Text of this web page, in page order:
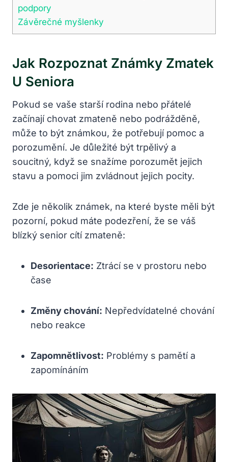
podpory
Závěrečné myšlenky
Jak Rozpoznat Známky Zmatek
U Seniora
Pokud se vaše starší rodina nebo přátelé
začínají chovat zmateně nebo podrážděně,
může to být známkou, že potřebují pomoc a
porozumění. Je důležité být trpělivý a
soucitný, když se snažíme porozumět jejich
stavu a pomoci jim zvládnout jejich pocity.
Zde je několik známek, na které byste měli být
pozorní, pokud máte podezření, že se váš
blízký senior cítí zmateně:
Desorientace: Ztrácí se v prostoru nebo
čase
Změny chování: Nepředvídatelné chování
nebo reakce
Zapomnětlivost: Problémy s pamětí a
zapomínáním